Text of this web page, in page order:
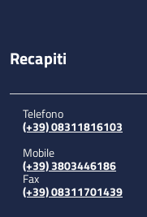
Recapiti
Telefono
(+39) 08311816103
Mobile
(+39) 3803446186
Fax
(+39) 08311701439